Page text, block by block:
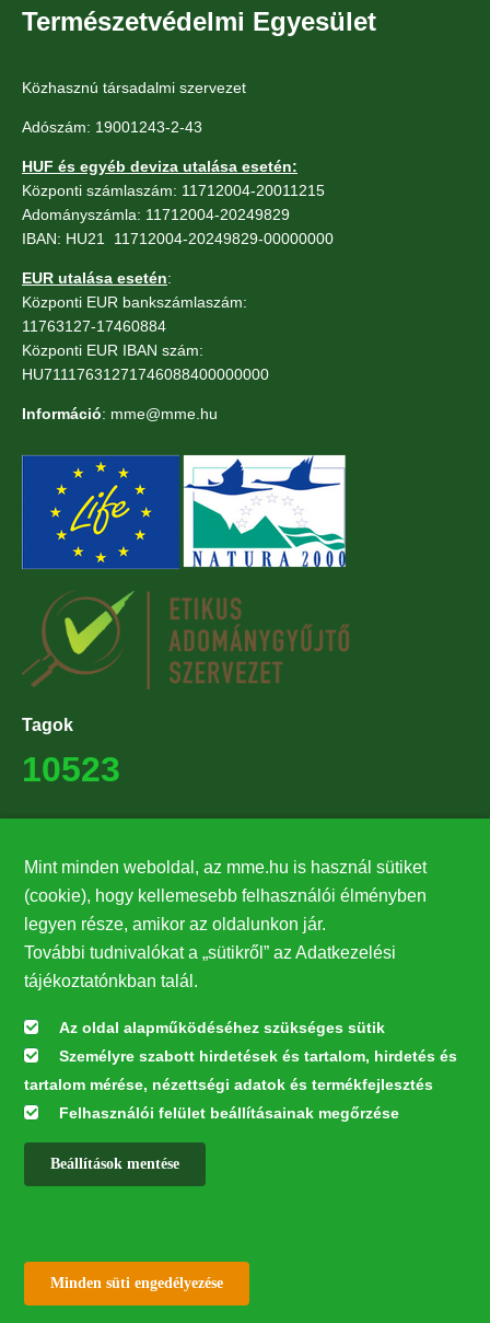
Természetvédelmi Egyesület
Közhasznú társadalmi szervezet
Adószám: 19001243-2-43
HUF és egyéb deviza utalása esetén:
Központi számlaszám: 11712004-20011215
Adományszámla: 11712004-20249829
IBAN: HU21 11712004-20249829-00000000
EUR utalása esetén:
Központi EUR bankszámlaszám:
11763127-17460884
Központi EUR IBAN szám:
HU71117631271746088400000000
Információ: mme@mme.hu
Tagok
10523
27224
Hírlevél feliratkozás
Értesüljön elsőként legfrissebb híreinkről, eseményeinkről!
Feliratkozás
Mint minden weboldal, az mme.hu is használ sütiket
(cookie), hogy kellemesebb felhasználói élményben
legyen része, amikor az oldalunkon jár.
További tudnivalókat a „sütikről” az Adatkezelési
tájékoztatónkban talál.
Az oldal alapműködéséhez szükséges sütik
Személyre szabott hirdetések és tartalom, hirdetés és
tartalom mérése, nézettségi adatok és termékfejlesztés
Felhasználói felület beállításainak megőrzése
Beállítások mentése
Minden süti engedélyezése